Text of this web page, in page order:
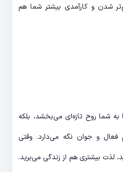
باور کنید این کار باعث منظم‌‎‎تر شدن و کارآمدی بیشتر شما هم
یادگیری چیزهای جدید نه تنها به شما روح تازه‌‎ای می‌‎بخشد، بلکه
ارتباط بین مغز و بدن را هم فعال و جوان نگه می‎‌دارد. وقتی
شاداب‌‎تر و جوان‌‎تر به نظر برسید، لذت بیشتری هم از زندگی می‎‌برید.